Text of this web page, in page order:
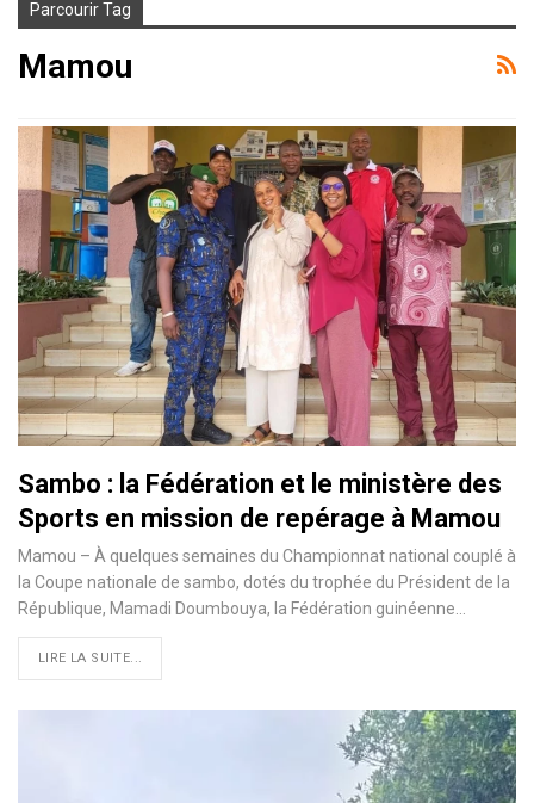
Parcourir Tag
Mamou
Sambo : la Fédération et le ministère des
Sports en mission de repérage à Mamou
Mamou – À quelques semaines du Championnat national couplé à
la Coupe nationale de sambo, dotés du trophée du Président de la
République, Mamadi Doumbouya, la Fédération guinéenne…
LIRE LA SUITE...